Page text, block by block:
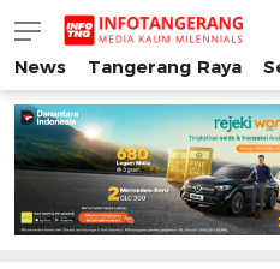
INFO TANGERANG
Media Kaum Millenials
News Tangerang Raya